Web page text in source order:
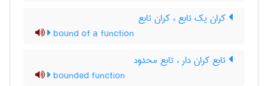
کران یک تابع ، کران تابع
bound of a function
تابع کران دار ، تابع محدود
bounded function